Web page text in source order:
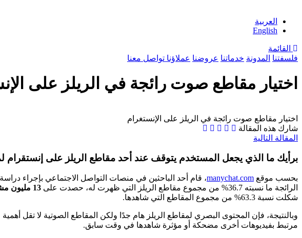
العربية
English
القائمة
فلسفتنا المدونة خدماتنا عروضنا عملاؤنا تواصل معنا‎
اختيار مقاطع صوت رائجة في الريلز على
اختيار مقاطع صوت رائجة في الريلز على الإنستغرام
شارك هذه المقالة
المقالة التالية
برأيك ما الذي يجعل المستخدم يتوقف عند أحد مقاطع الريلز على إنستقرام
بحسب موقع manychat.com، قام أحد الباحثين في منصات التواصل الاجتماعي بإجراء
الرائجة ما نسبته 36.7% من مجموع مقاطع الريلز التي ظهرت له، حصدت على
13 مليون مشاهدة،
شكلت نسبة 63.3% من مجموع المقاطع التي شاهدها.
وبالنتيجة، فإن المحتوى البصري لمقاطع الريلز هام جدًا ولكن المقاطع الصوتية لا تقل
مرتبط بفيديوهات أخرى مضحكة أو مؤثرة شاهدها في وقت سابق.